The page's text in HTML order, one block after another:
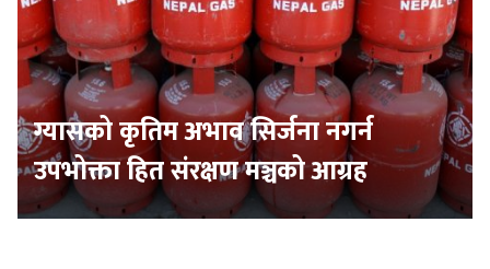
ग्यासको कृतिम अभाव सिर्जना नगर्न
उपभोक्ता हित संरक्षण मञ्चको आग्रह